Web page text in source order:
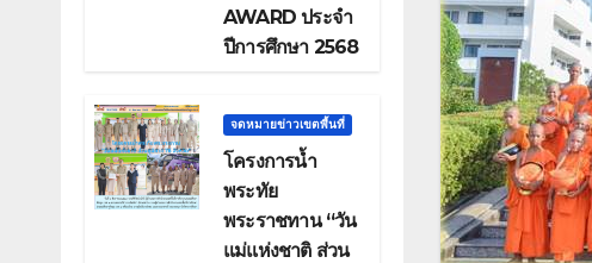
AWARD ประจำ
ปีการศึกษา 2568
จดหมายข่าวเขตพื้นที่
โครงการน้ำ
พระทัย
พระราชทาน “วัน
แม่แห่งชาติ ส่วน